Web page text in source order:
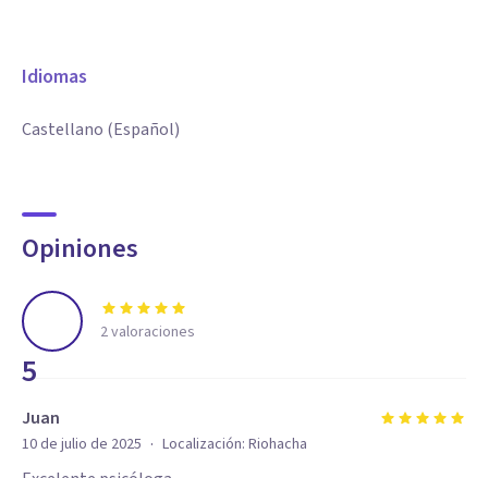
Idiomas
Castellano (Español)
Opiniones
5
2valoraciones
Juan
10 de julio de 2025 · Localización: Riohacha